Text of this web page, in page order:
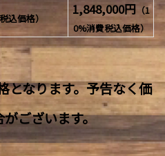
込価格）
1,848,000円 （1
0%消費税込価格）
なります。予告なく価
ございます。